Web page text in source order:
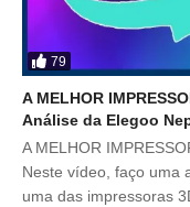
79
A MELHOR
Análise da Elegoo
A MELHOR
Neste vídeo, faço uma
uma das impressoras